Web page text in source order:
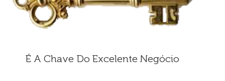
É A Chave Do Excelente Negócio